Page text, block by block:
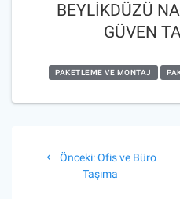
BEYLİKDÜZÜ
GÜVEN
PAKETLEME VE MONTAJ
gezinmesi
Önceki:Önceki
yazı:
Ofis ve Büro
Taşıma